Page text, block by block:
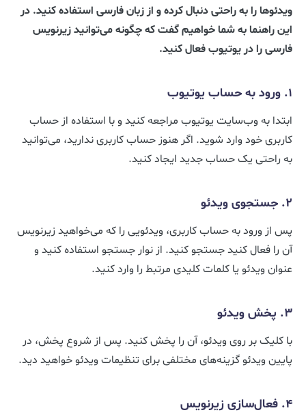
ویدئوها را به راحتی دنبال کرده و از زبان فارسی استفاده کنید. در
این راهنما به شما خواهیم گفت که چگونه می‌توانید زیرنویس
فارسی را در یوتیوب فعال کنید.
1. ورود به حساب یوتیوب
ابتدا به وب‌سایت یوتیوب مراجعه کنید و با استفاده از حساب
کاربری خود وارد شوید. اگر هنوز حساب کاربری ندارید، می‌توانید
به راحتی یک حساب جدید ایجاد کنید.
2. جستجوی ویدئو
پس از ورود به حساب کاربری، ویدئویی را که می‌خواهید زیرنویس
آن را فعال کنید جستجو کنید. از نوار جستجو استفاده کنید و
عنوان ویدئو یا کلمات کلیدی مرتبط را وارد کنید.
3. پخش ویدئو
با کلیک بر روی ویدئو، آن را پخش کنید. پس از شروع پخش، در
پایین ویدئو گزینه‌های مختلفی برای تنظیمات ویدئو خواهید دید.
4. فعال‌سازی زیرنویس